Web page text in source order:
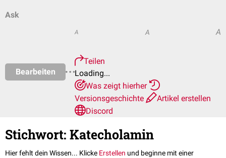
Ask
Bearbeiten
A A A
Teilen
Loading...
Was zeigt hierher
Versionsgeschichte
Artikel erstellen
Discord
Stichwort: Katecholamin
Hier fehlt dein Wissen... Klicke Erstellen und beginne mit einer